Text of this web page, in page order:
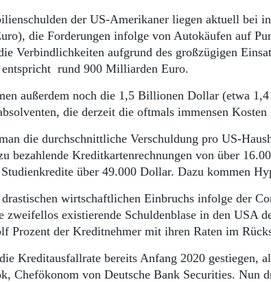
der US-Amerikaner liegen aktuell bei
die Forderungen infolge von Autokäufen auf
Verbindlichkeiten aufgrund des großzügigen
rund 900 Milliarden Euro.
außerdem noch die 1,5 Billionen Dollar (etwa
die derzeit die oftmals immensen
die durchschnittliche Verschuldung pro US-
bezahlende Kreditkartenrechnungen von über
über 49.000 Dollar. Dazu kommen
drastischen wirtschaftlichen Einbruchs infolge der
zweifellos existierende Schuldenblase in den USA
Prozent der Kreditnehmer mit ihren Raten im
Kreditausfallrate bereits Anfang 2020 gestiegen,
Chefökonom von Deutsche Bank Securities. Nun